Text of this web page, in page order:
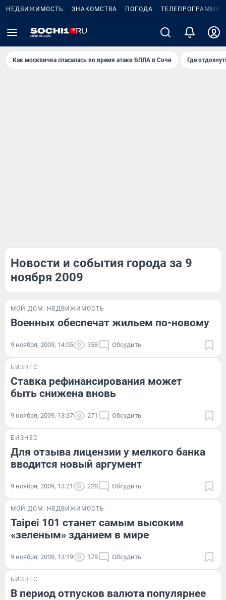
НЕДВИЖИМОСТЬ ЗНАКОМСТВА ПОГОДА ТЕЛЕПРОГРАММА
Как москвичка спасалась во время атаки БПЛА в Сочи Где
Новости и события города за 9
ноября 2009
МОЙ ДОМ НЕДВИЖИМОСТЬ
Военных обеспечат жильем по-новому
9 ноября, 2009, 14:05 358 Обсудить
БИЗНЕС
Ставка рефинансирования может
быть снижена вновь
9 ноября, 2009, 13:37 271 Обсудить
БИЗНЕС
Для отзыва лицензии у мелкого банка
вводится новый аргумент
9 ноября, 2009, 13:21 228 Обсудить
МОЙ ДОМ НЕДВИЖИМОСТЬ
Taipei 101 станет самым высоким
«зеленым» зданием в мире
9 ноября, 2009, 13:19 179 Обсудить
БИЗНЕС
В период отпусков валюта популярнее